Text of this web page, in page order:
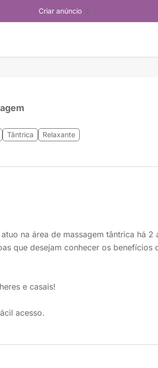
Criar anúncio
Tântrica Relaxante
na área de massagem tântrica há
que desejam conhecer os
e casais!
acesso.